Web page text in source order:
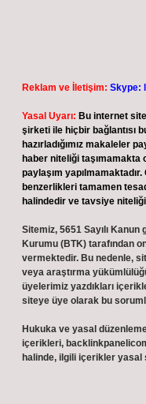
Reklam ve İletişim: Skype:
Yasal Uyarı: Bu internet
şirketi ile hiçbir bağlantısı
hazırladığımız makaleler
haber niteliği
paylaşım
benzerlikleri tamamen
halindedir ve tavsiye
Sitemiz, 5651 Sayılı
Kurumu (BTK) tarafından
vermektedir. Bu nedenle,
veya araştırma
üyelerimiz yazdıkları
siteye üye olarak bu
Hukuka ve yasal
içerikleri,
halinde, ilgili içerikler yasal